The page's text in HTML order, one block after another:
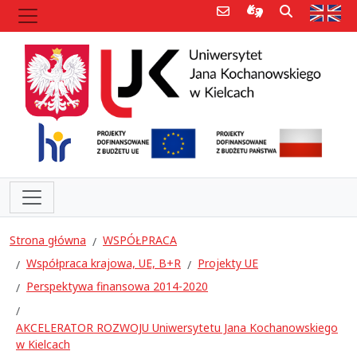
Poczta e-mailInformacje dla
Szukaj
Strona główna
WSPÓŁPRACA
Współpraca krajowa, UE, B+R
Projekty UE
Perspektywa finansowa 2014-2020
AKCELERATOR ROZWOJU Uniwersytetu Jana Kochanowskiego
w Kielcach